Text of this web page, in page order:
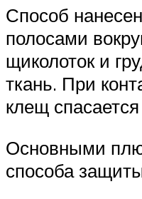
Способ
полосами
щиколоток и
ткань. При
клещ
Основными
способа